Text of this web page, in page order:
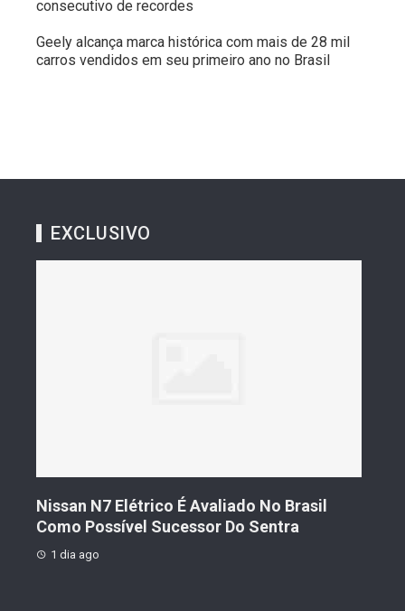
consecutivo de recordes
Geely alcança marca histórica com mais de 28 mil
carros vendidos em seu primeiro ano no Brasil
EXCLUSIVO
Nissan N7 Elétrico É Avaliado No Brasil
Como Possível Sucessor Do Sentra
1 dia ago